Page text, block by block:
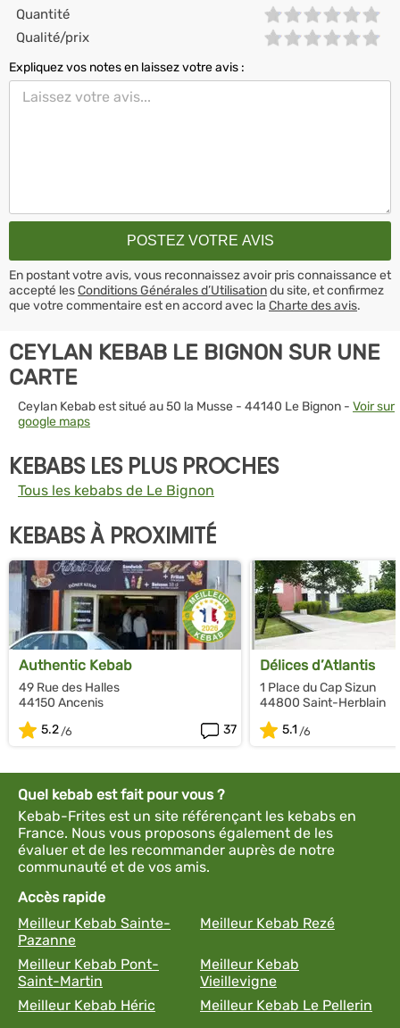
Quantité
Qualité/prix
Expliquez vos notes en laissez votre avis :
En postant votre avis, vous reconnaissez avoir pris connaissance et
accepté lesConditions Générales d’Utilisationdu site, et confirmez
que votre commentaire est en accord avec la Charte des avis.
CEYLAN KEBAB LE BIGNON SUR UNE
CARTE
Ceylan Kebab est situé au 50 la Musse - 44140 Le Bignon - Voir sur
google maps
KEBABS LES PLUS PROCHES
Tous les kebabs de Le Bignon
KEBABS À PROXIMITÉ
Authentic Kebab
49 Rue des Halles
44150 Ancenis
5.2
37
Délices d’Atlantis
1 Place du Cap Sizun
44800 Saint-Herblain
5.1
Quel kebab est fait pour vous ?
Kebab-Frites est un site référençant les kebabs en
France. Nous vous proposons également de les
évaluer et de les recommander auprès de notre
communauté et de vos amis.
Accès rapide
Meilleur Kebab Sainte-
Pazanne
Meilleur Kebab Rezé
Meilleur Kebab Pont-
Saint-Martin
Meilleur Kebab
Vieillevigne
Meilleur Kebab Héric
Meilleur Kebab Le Pellerin